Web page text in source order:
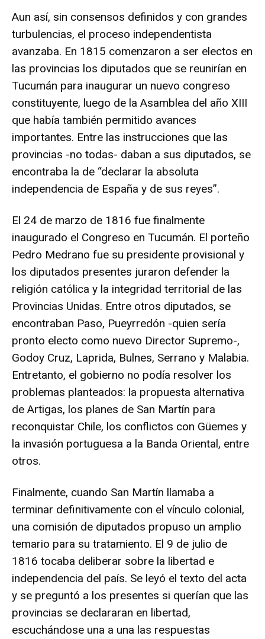
Aun así, sin consensos definidos y con grandes
turbulencias, el proceso independentista
avanzaba. En 1815 comenzaron a ser electos en
las provincias los diputados que se reunirían en
Tucumán para inaugurar un nuevo congreso
constituyente, luego de la Asamblea del año XIII
que había también permitido avances
importantes. Entre las instrucciones que las
provincias -no todas- daban a sus diputados, se
encontraba la de “declarar la absoluta
independencia de España y de sus reyes”.
El 24 de marzo de 1816 fue finalmente
inaugurado el Congreso en Tucumán. El porteño
Pedro Medrano fue su presidente provisional y
los diputados presentes juraron defender la
religión católica y la integridad territorial de las
Provincias Unidas. Entre otros diputados, se
encontraban Paso, Pueyrredón -quien sería
pronto electo como nuevo Director Supremo-,
Godoy Cruz, Laprida, Bulnes, Serrano y Malabia.
Entretanto, el gobierno no podía resolver los
problemas planteados: la propuesta alternativa
de Artigas, los planes de San Martín para
reconquistar Chile, los conflictos con Güemes y
la invasión portuguesa a la Banda Oriental, entre
otros.
Finalmente, cuando San Martín llamaba a
terminar definitivamente con el vínculo colonial,
una comisión de diputados propuso un amplio
temario para su tratamiento. El 9 de julio de
1816 tocaba deliberar sobre la libertad e
independencia del país. Se leyó el texto del acta
y se preguntó a los presentes si querían que las
provincias se declararan en libertad,
escuchándose una a una las respuestas